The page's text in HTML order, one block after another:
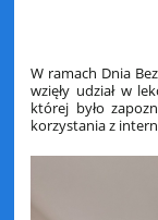
W ramach Dnia
wzięły udział w
której było
korzystania z